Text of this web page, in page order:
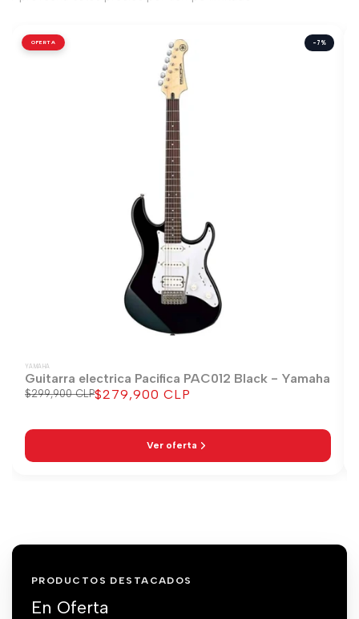
OFERTA -7%
YAMAHA
Guitarra electrica Pacifica PAC012 Black - Yamaha
Precio
$299,900 CLPPrecio
$279,900 CLP
Ver oferta
PRODUCTOS DESTACADOS
En Oferta